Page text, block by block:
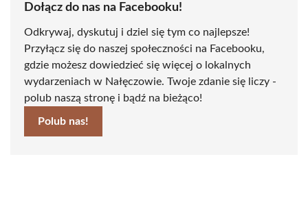
Dołącz do nas na Facebooku!
Odkrywaj, dyskutuj i dziel się tym co najlepsze!
Przyłącz się do naszej społeczności na Facebooku,
gdzie możesz dowiedzieć się więcej o lokalnych
wydarzeniach w Nałęczowie. Twoje zdanie się liczy -
polub naszą stronę i bądź na bieżąco!
Polub nas!